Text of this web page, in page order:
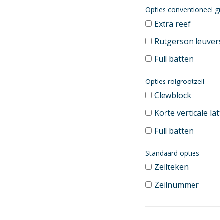
Opties conventioneel
Extra reef
Rutgerson
Full batten
Opties rolgrootzeil
Clewblock
Korte verticale
Full batten
Standaard opties
Zeilteken
Zeilnummer